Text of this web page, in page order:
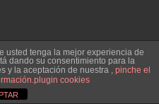
usted tenga la mejor experiencia de
dando su consentimiento para la
y la aceptación de nuestra , pinche el
plugin cookies